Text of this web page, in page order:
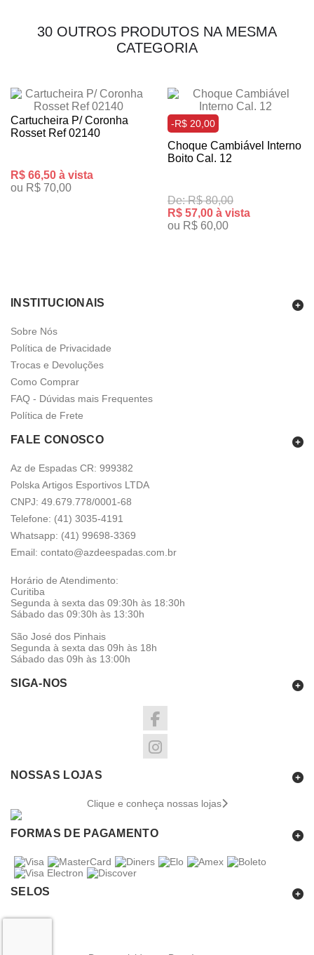
30 OUTROS PRODUTOS NA MESMA
CATEGORIA
Cartucheira P/ Coronha
Rosset Ref 02140
R$ 66,50 à vista
ou R$ 70,00
-R$ 20,00
Choque Cambiável Interno
Boito Cal. 12
De: R$ 80,00
R$ 57,00 à vista
ou R$ 60,00
INSTITUCIONAIS
Sobre Nós
Política de Privacidade
Trocas e Devoluções
Como Comprar
FAQ - Dúvidas mais Frequentes
Política de Frete
FALE CONOSCO
Az de Espadas CR: 999382
Polska Artigos Esportivos LTDA
CNPJ: 49.679.778/0001-68
Telefone: (41) 3035-4191
Whatsapp: (41) 99698-3369
Email: contato@azdeespadas.com.br
Horário de Atendimento:
Curitiba
Segunda à sexta das 09:30h às 18:30h
Sábado das 09:30h às 13:30h
São José dos Pinhais
Segunda à sexta das 09h às 18h
Sábado das 09h às 13:00h
SIGA-NOS
NOSSAS LOJAS
Clique e conheça nossas lojas
FORMAS DE PAGAMENTO
SELOS